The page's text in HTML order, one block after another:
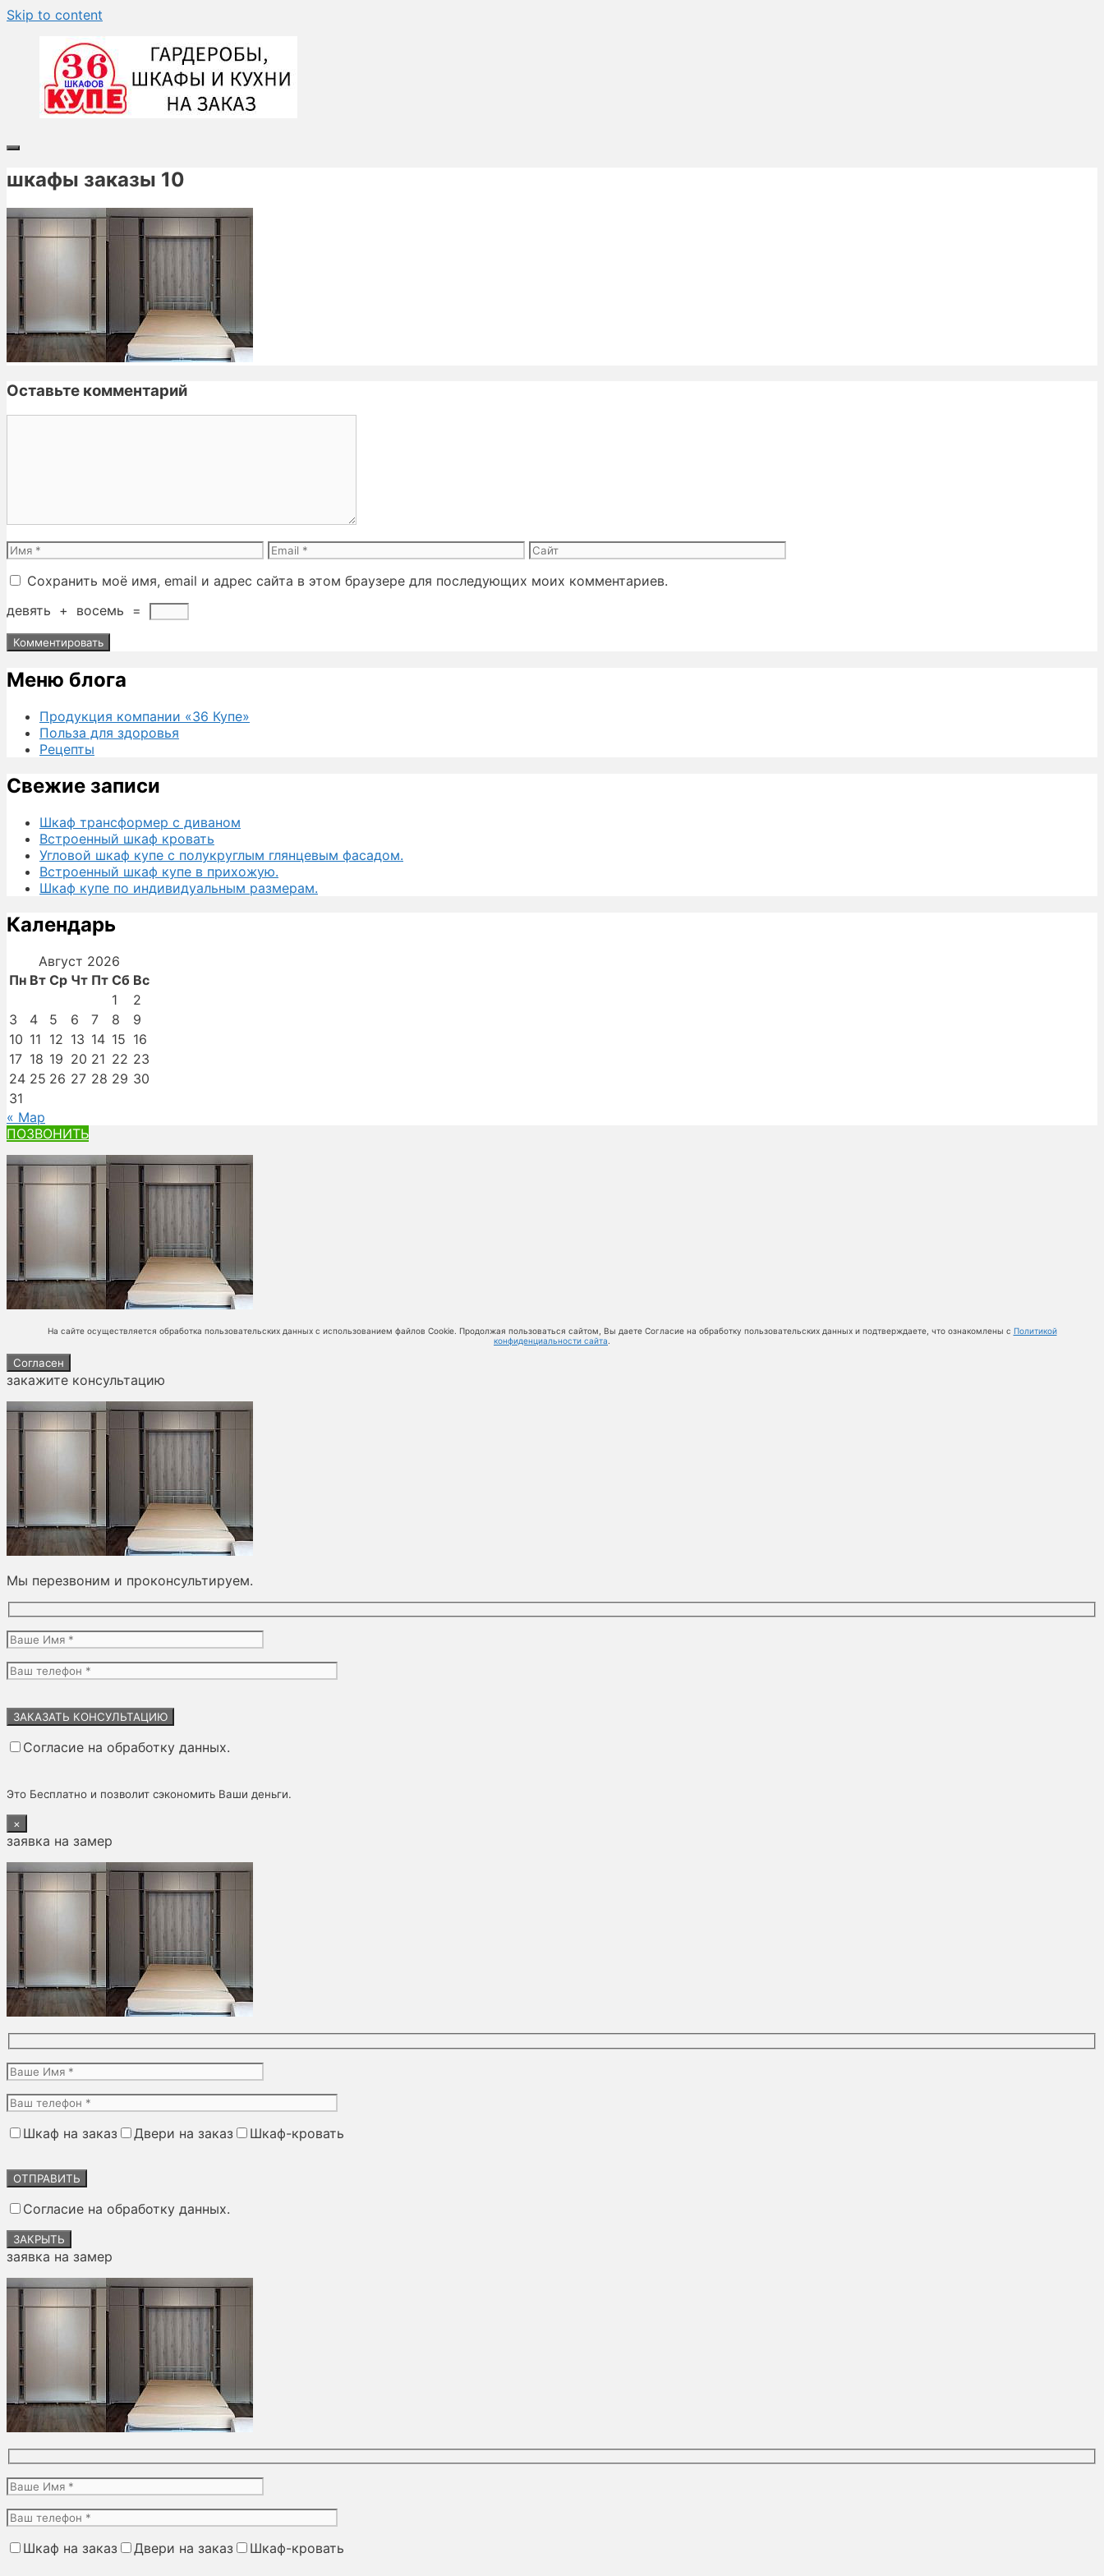
Skip to content
шкафы заказы 10
Оставьте комментарий
Имя Email
Сайт
Сохранить моё имя, email и адрес сайта в этом браузере для последующих моих комментариев.
девять + восемь =
Меню блога
Продукция компании «36 Купе»
Польза для здоровья
Рецепты
Свежие записи
Шкаф трансформер с диваном
Встроенный шкаф кровать
Угловой шкаф купе с полукруглым глянцевым фасадом.
Встроенный шкаф купе в прихожую.
Шкаф купе по индивидуальным размерам.
Календарь
Август 2026
Пн Вт Ср Чт Пт Сб Вс
1
2
3
4 5 6 7 8
9
10 11 12 13 14 15 16
17 18 19 20 21 22 23
24 25 26 27 28 29 30
31
« Мар
ПОЗВОНИТЬ
На сайте осуществляется обработка пользовательских данных с использованием файлов Cookie. Продолжая пользоваться сайтом, Вы даете Согласие на обработку пользовательских данных и подтверждаете, что ознакомлены с Политикой
конфиденциальности сайта
Согласен
закажите консультацию
Мы перезвоним и проконсультируем.
это
пустым.
Согласие на обработку данных.
Это Бесплатно и позволит сэкономить Ваши деньги.
×
заявка на замер
Шкаф на заказ Двери на заказ
Шкаф-кровать
это
пустым.
Согласие на обработку данных.
ЗАКРЫТЬ
заявка на замер
Шкаф на заказ Двери на заказ
Шкаф-кровать